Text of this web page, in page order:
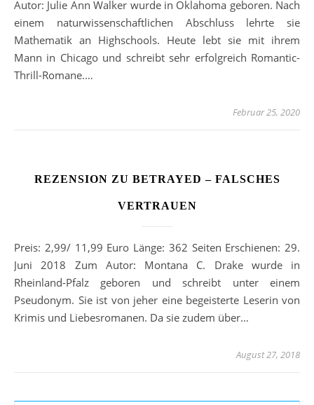
Autor: Julie Ann Walker wurde in Oklahoma geboren. Nach
einem naturwissenschaftlichen Abschluss lehrte sie
Mathematik an Highschools. Heute lebt sie mit ihrem
Mann in Chicago und schreibt sehr erfolgreich Romantic-
Thrill-Romane.…
Februar 25, 2020
REZENSION ZU BETRAYED – FALSCHES
VERTRAUEN
Preis: 2,99/ 11,99 Euro Länge: 362 Seiten Erschienen: 29.
Juni 2018 Zum Autor: Montana C. Drake wurde in
Rheinland-Pfalz geboren und schreibt unter einem
Pseudonym. Sie ist von jeher eine begeisterte Leserin von
Krimis und Liebesromanen. Da sie zudem über…
August 27, 2018